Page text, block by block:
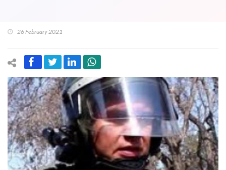
26 February 2021